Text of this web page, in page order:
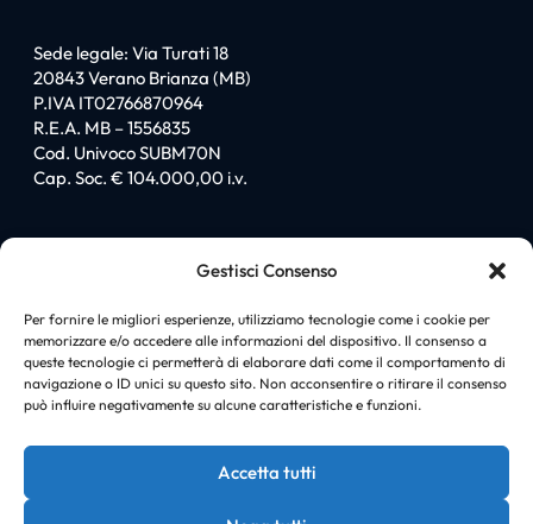
Gestisci Consenso
Per fornire le migliori esperienze, utilizziamo tecnologie come i cookie per
memorizzare e/o accedere alle informazioni del dispositivo. Il consenso a
queste tecnologie ci permetterà di elaborare dati come il comportamento di
navigazione o ID unici su questo sito. Non acconsentire o ritirare il consenso
può influire negativamente su alcune caratteristiche e funzioni.
Accetta tutti
Sede legale: Via Turati 18
20843 Verano Brianza (MB)
P.IVA IT02766870964
R.E.A. MB – 1556835
Cod. Univoco SUBM70N
Cap. Soc. € 104.000,00 i.v.
Sitemap
Chi siamo
I love PromiGroup
Certificazioni
Soluzioni